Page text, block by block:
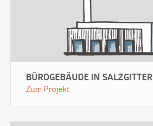
BÜROGEBÄUDE IN SALZGITTER
Zum Projekt